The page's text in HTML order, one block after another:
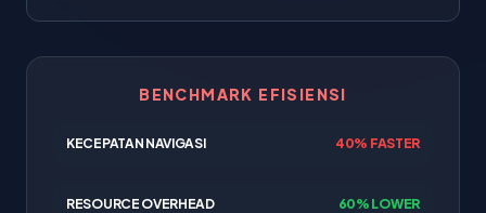
BENCHMARK EFISIENSI
KECEPATAN NAVIGASI 40% FASTER
RESOURCE OVERHEAD 60% LOWER